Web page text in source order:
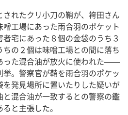
れたクリ小刀の鞘が、袴田さん
工場にあった雨合羽のポケット
宅にあった８個の金袋のうち３
の２個は味噌工場との間に落ち
った混合油が放火に使われた——
。警察官が鞘を雨合羽のポケッ
を発見場所に置いたりした疑いが
混合油が一致するとの警察の鑑
と主張した。